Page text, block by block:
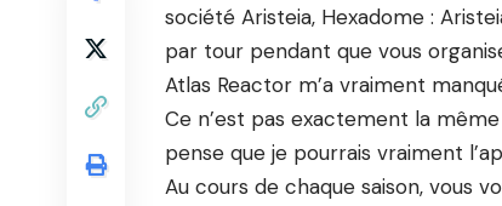
société Aristeia, Hexadome :
par tour pendant que vous
Atlas Reactor m’a vraiment
Ce n’est pas exactement la
pense que je pourrais vraiment
Au cours de chaque saison, vous